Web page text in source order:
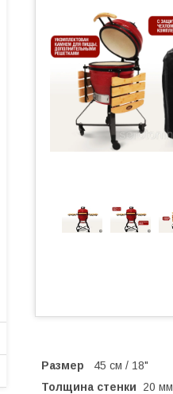
Размер 45 см / 18"
Толщина стенки 20 мм